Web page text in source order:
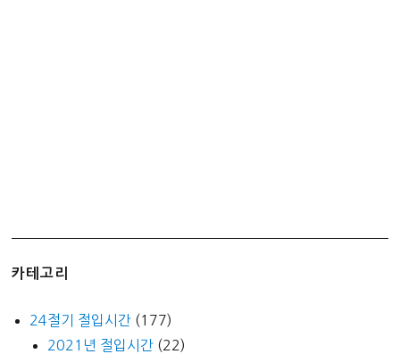
카테고리
24절기 절입시간 (177)
2021년 절입시간 (22)